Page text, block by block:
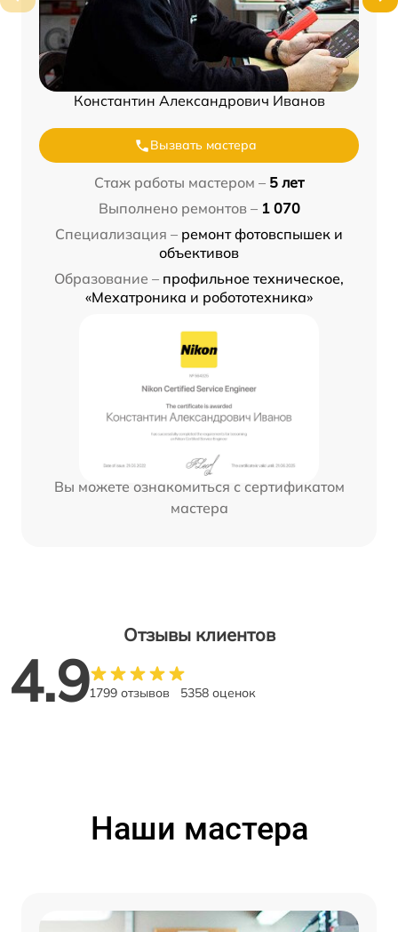
Константин Александрович Иванов
Вызвать мастера
Стаж работы мастером – 5 лет
Выполнено ремонтов – 1 070
Специализация – ремонт фотовспышек и
объективов
Образование – профильное техническое,
«Мехатроника и робототехника»
Вы можете ознакомиться с сертификатом
мастера
Отзывы клиентов
4.91799 отзывов 5358 оценок
Наши мастера